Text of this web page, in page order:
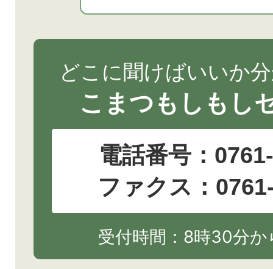
どこに聞けばいいか
こまつもしもし
電話番号：
ファクス：
受付時間：8時30分